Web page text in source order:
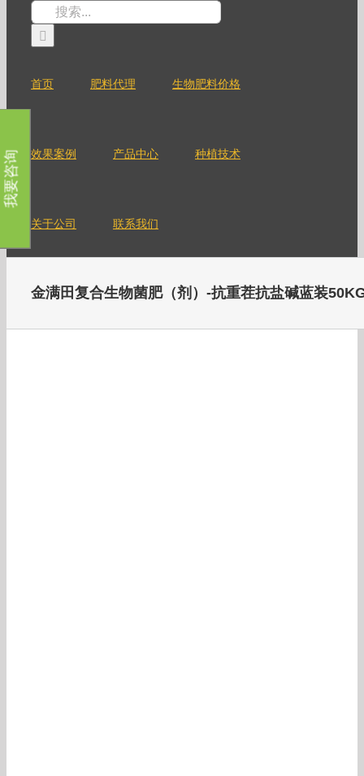
搜
索：
首页 肥料代理 生物肥料价格
效果案例 产品中心 种植技术
关于公司 联系我们
金满田复合生物菌肥（剂）-抗重茬抗盐碱蓝装
我要咨询